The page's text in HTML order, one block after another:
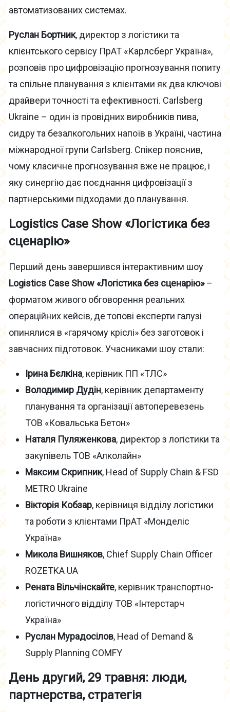
автоматизованих системах.
Руслан Бортник, директор з логістики та
клієнтського сервісу ПрАТ «Карлсберг Україна»,
розповів про цифровізацію прогнозування попиту
та спільне планування з клієнтами як два ключові
драйвери точності та ефективності. Carlsberg
Ukraine – один із провідних виробників пива,
сидру та безалкогольних напоїв в Україні, частина
міжнародної групи Carlsberg. Спікер пояснив,
чому класичне прогнозування вже не працює, і
яку синергію дає поєднання цифровізації з
партнерськими підходами до планування.
Logistics Case Show «Логістика без
сценарію»
Перший день завершився інтерактивним шоу
Logistics Case Show «Логістика без сценарію»–
форматом живого обговорення реальних
операційних кейсів, де топові експерти галузі
опинялися в «гарячому кріслі» без заготовок і
завчасних підготовок. Учасниками шоу стали:
Ірина Бєлкіна, керівник ПП «ТЛС»
Володимир Дудін, керівник департаменту
планування та організації автоперевезень
ТОВ «Ковальська Бетон»
Наталя Пуляженкова, директор з логістики та
закупівель ТОВ «Алколайн»
Максим Скрипник, Head of Supply Chain & FSD
METRO Ukraine
Вікторія Кобзар, керівниця відділу логістики
та роботи з клієнтами ПрАТ «Монделіс
Україна»
Микола Вишняков, Chief Supply Chain Officer
ROZETKA UA
Рената Вільчінскайте, керівник транспортно-
логістичного відділу ТОВ «Інтерстарч
Україна»
Руслан Мурадосілов, Head of Demand &
Supply Planning COMFY
День другий, 29 травня: люди,
партнерства, стратегія